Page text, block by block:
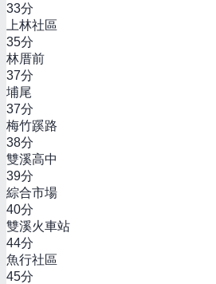
33分
上林社區
35分
林厝前
37分
埔尾
37分
梅竹蹊路
38分
雙溪高中
39分
綜合市場
40分
雙溪火車站
44分
魚行社區
45分